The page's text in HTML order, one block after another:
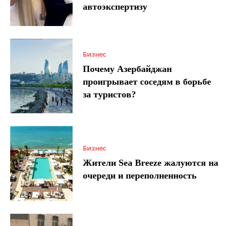
автоэкспертизу
Бизнес
Почему Азербайджан
проигрывает соседям в борьбе
за туристов?
Бизнес
Жители Sea Breeze жалуются на
очереди и переполненность